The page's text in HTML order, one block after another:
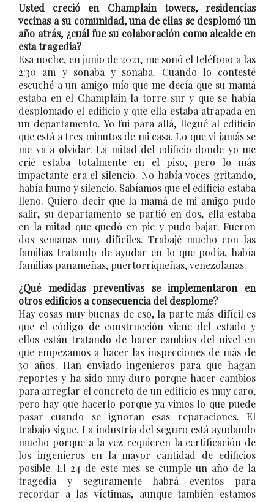
Usted creció en Champlain towers, residencias
vecinas a su comunidad, una de ellas se desplomó un
año atrás, ¿cuál fue su colaboración como alcalde en
esta tragedia?
Esa noche, en junio de 2021, me sonó el teléfono a las
2:30 am y sonaba y sonaba. Cuando lo contesté
escuché a un amigo mío que me decía que su mamá
estaba en el Champlain la torre sur y que se había
desplomado el edificio y que ella estaba atrapada en
un departamento. Yo fui para allá, llegué al edificio
que está a tres minutos de mi casa. Lo que vi jamás se
me va a olvidar. La mitad del edificio donde yo me
crié estaba totalmente en el piso, pero lo más
impactante era el silencio. No había voces gritando,
había humo y silencio. Sabíamos que el edificio estaba
lleno. Quiero decir que la mamá de mi amigo pudo
salir, su departamento se partió en dos, ella estaba
en la mitad que quedó en pie y pudo bajar. Fueron
dos semanas muy difíciles. Trabajé mucho con las
familias tratando de ayudar en lo que podía, había
familias panameñas, puertorriqueñas, venezolanas.
¿Qué medidas preventivas se implementaron en
otros edificios a consecuencia del desplome?
Hay cosas muy buenas de eso, la parte más difícil es
que el código de construcción viene del estado y
ellos están tratando de hacer cambios del nivel en
que empezamos a hacer las inspecciones de más de
30 años. Han enviado ingenieros para que hagan
reportes y ha sido muy duro porque hacer cambios
para arreglar el concreto de un edificio es muy caro,
pero hay que hacerlo porque ya vimos lo que puede
pasar cuando se ignoran esas reparaciones. El
trabajo sigue. La industria del seguro está ayudando
mucho porque a la vez requieren la certificación de
los ingenieros en la mayor cantidad de edificios
posible. El 24 de este mes se cumple un año de la
tragedia y seguramente habrá eventos para
recordar a las víctimas, aunque también estamos